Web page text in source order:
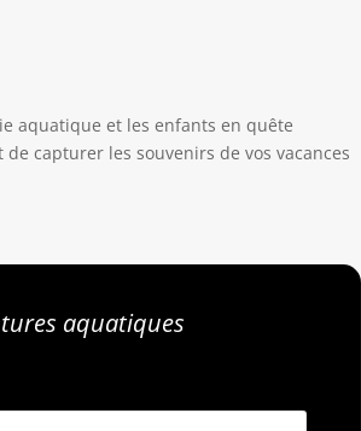
aquatique et les enfants en quête
capturer les souvenirs de vos vacances
aquatiques